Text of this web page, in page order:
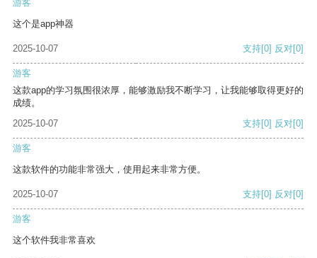
游客
这个是app神器
2025-10-07 支持[0] 反对[0]
游客
这款app的学习氛围很浓厚，能够激励我不断学习，让我能够取得更好的
成绩。
2025-10-07
支持[0] 反对[0]
游客
这款软件的功能非常强大，使用起来非常方便。
2025-10-07 支持[0] 反对[0]
游客
这个软件我非常喜欢